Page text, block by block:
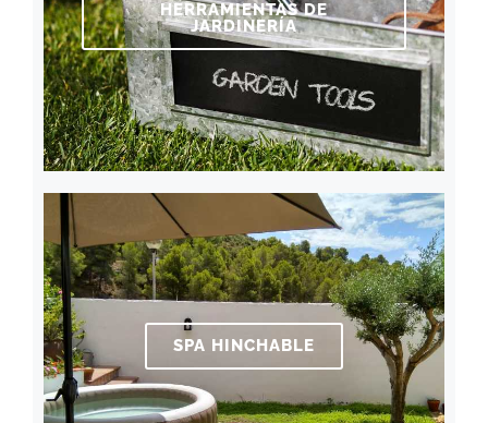
HERRAMIENTAS DE
JARDINERÍA
SPA HINCHABLE